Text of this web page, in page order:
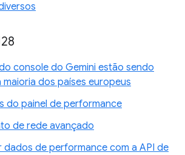
console do Gemini estão sendo
maioria dos países europeus
do painel de performance
de rede avançado
dados de performance com a API de